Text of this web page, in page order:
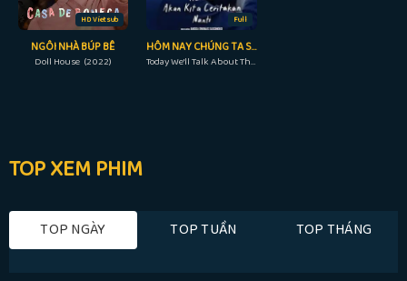
HD Vietsub
NGÔI NHÀ BÚP BÊ
Doll House (2022)
Full
HÔM NAY CHÚNG TA SẼ NÓI VỀ NGÀY ĐÓ
Today We'll Talk About That Day (2023)
TOP XEM PHIM
TOP NGÀY TOP TUẦN TOP THÁNG